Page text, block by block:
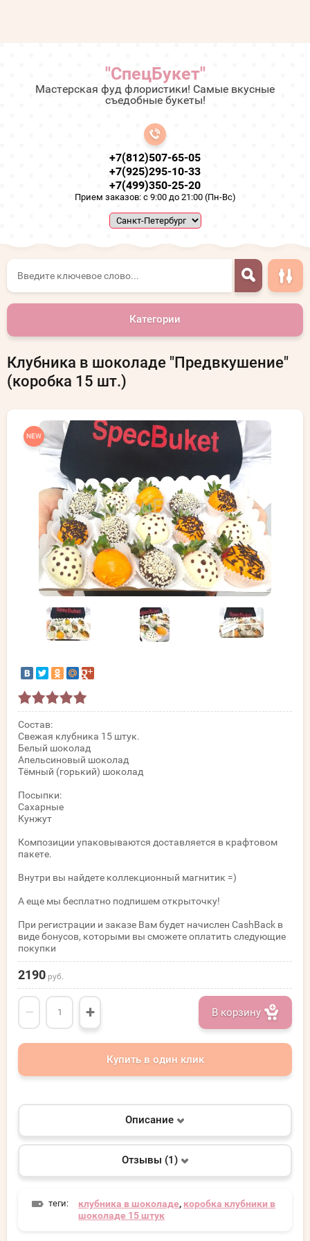
"СпецБукет"
Мастерская фуд флористики! Самые вкусные
съедобные букеты!
+7(812)507-65-05
+7(925)295-10-33
+7(499)350-25-20
Прием заказов: с 9:00 до 21:00 (Пн-Вс)
Категории
Клубника в шоколаде "Предвкушение"
(коробка 15 шт.)
NEW
Состав:
Свежая клубника 15 штук.
Белый шоколад
Апельсиновый шоколад
Тёмный (горький) шоколад
Посыпки:
Сахарные
Кунжут
Композиции упаковываются доставляется в крафтовом
пакете.
Внутри вы найдете коллекционный магнитик =)
А еще мы бесплатно подпишем открыточку!
При регистрации и заказе Вам будет начислен CashBack в
виде бонусов, которыми вы сможете оплатить следующие
покупки
2190 руб.
− + В корзину
Купить в один клик
Описание
Отзывы (1)
теги: клубника в шоколаде, коробка клубники в
шоколаде 15 штук